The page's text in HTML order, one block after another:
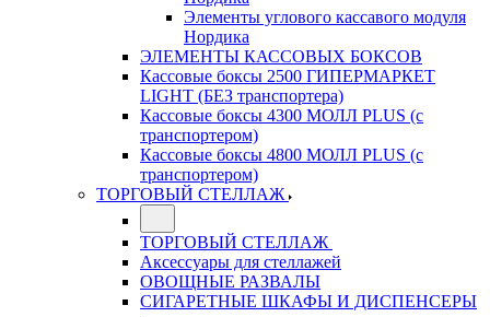
Элементы углового кассавого модуля
Нордика
ЭЛЕМЕНТЫ КАССОВЫХ БОКСОВ
Кассовые боксы 2500 ГИПЕРМАРКЕТ
LIGHT (БЕЗ транспортера)
Кассовые боксы 4300 МОЛЛ PLUS (с
транспортером)
Кассовые боксы 4800 МОЛЛ PLUS (с
транспортером)
ТОРГОВЫЙ СТЕЛЛАЖ
ТОРГОВЫЙ СТЕЛЛАЖ
Аксессуары для стеллажей
ОВОЩНЫЕ РАЗВАЛЫ
СИГАРЕТНЫЕ ШКАФЫ И ДИСПЕНСЕРЫ